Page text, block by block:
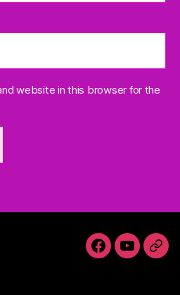
website in this browser for the